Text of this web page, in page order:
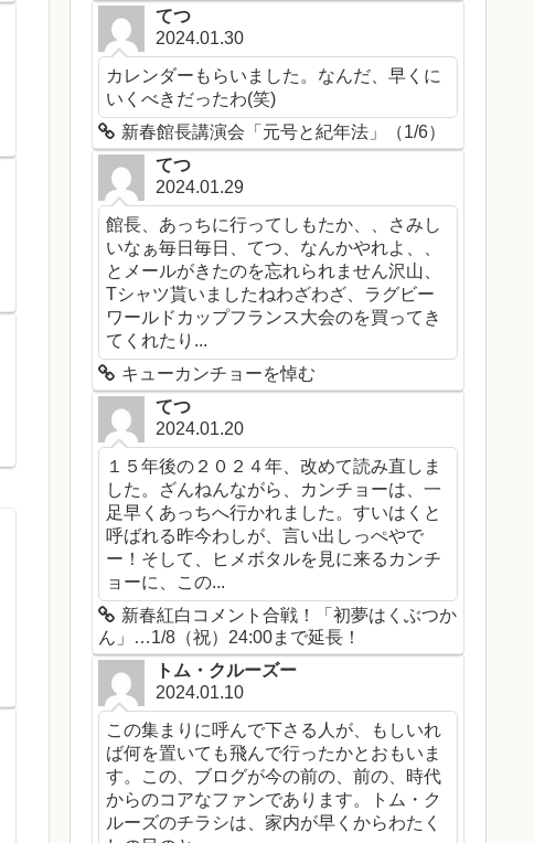
てつ
2024.01.30
カレンダーもらいました。なんだ、早くに
いくべきだったわ(笑)
新春館長講演会「元号と紀年法」（1/6）
てつ
2024.01.29
館長、あっちに行ってしもたか、、さみし
いなぁ毎日毎日、てつ、なんかやれよ、、
とメールがきたのを忘れられません沢山、
Tシャツ貰いましたねわざわざ、ラグビー
ワールドカップフランス大会のを買ってき
てくれたり...
キューカンチョーを悼む
てつ
2024.01.20
１５年後の２０２４年、改めて読み直しま
した。ざんねんながら、カンチョーは、一
足早くあっちへ行かれました。すいはくと
呼ばれる昨今わしが、言い出しっぺやで
ー！そして、ヒメボタルを見に来るカンチ
ョーに、この...
新春紅白コメント合戦！「初夢はくぶつか
ん」…1/8（祝）24:00まで延長！
トム・クルーズー
2024.01.10
この集まりに呼んで下さる人が、もしいれ
ば何を置いても飛んで行ったかとおもいま
す。この、ブログが今の前の、前の、時代
からのコアなファンであります。トム・ク
ルーズのチラシは、家内が早くからわたく